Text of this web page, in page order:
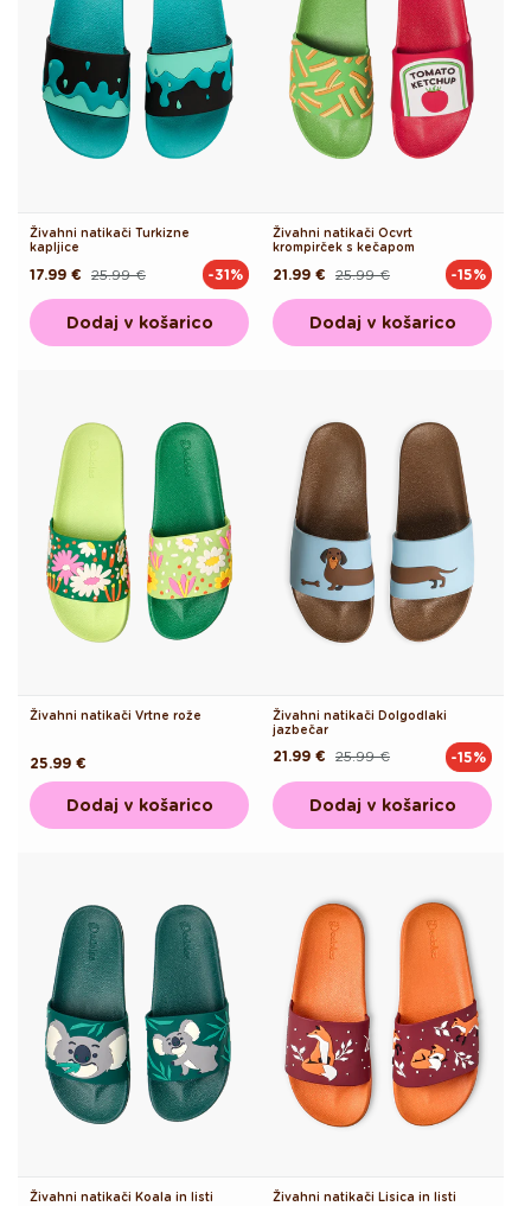
Živahni natikači Turkizne
kapljice
Redna
25.99 €
Akcijska
17.99 € -31%
Dodaj v košarico
Živahni natikači Ocvrt
krompirček s kečapom
Redna
25.99 €
Akcijska
21.99 € -15%
Dodaj v košarico
Živahni natikači Vrtne rože
Redna
cena
25.99 €
Dodaj v košarico
Živahni natikači Dolgodlaki
jazbečar
Redna
25.99 €
Akcijska
21.99 € -15%
Dodaj v košarico
Živahni natikači Koala in listi Živahni natikači Lisica in listi